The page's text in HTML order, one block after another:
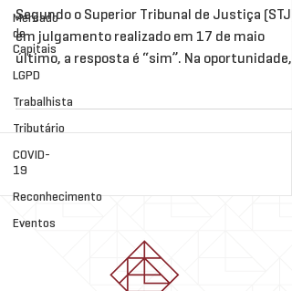
Mercado
de
Capitais
LGPD
Trabalhista
Tributário
COVID-
19
Reconhecimento
Eventos
Segundo o Superior Tribunal de Justiça (STJ),
em julgamento realizado em 17 de maio
último, a resposta é “sim”. Na oportunidade,
foi...